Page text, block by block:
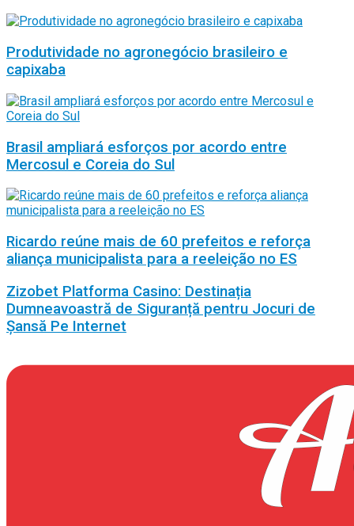
Produtividade no agronegócio brasileiro e
capixaba
Brasil ampliará esforços por acordo entre
Mercosul e Coreia do Sul
Ricardo reúne mais de 60 prefeitos e reforça
aliança municipalista para a reeleição no ES
Zizobet Platforma Casino: Destinația
Dumneavoastră de Siguranță pentru Jocuri de
Șansă Pe Internet